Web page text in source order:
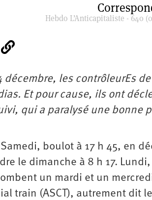
Hebdo L’Anticapitaliste - 640
les contrôleurEs
Et pour cause, ils ont
qui a paralysé une bonne
boulot à 17 h 45, en
le dimanche à 8 h 17.
un mardi et un
train (ASCT), autrement dit